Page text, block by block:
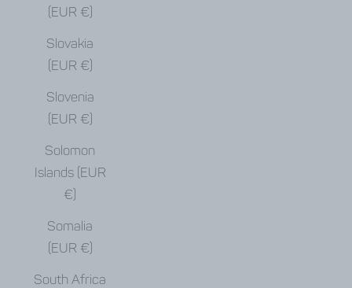
(EUR €)
Slovakia
(EUR €)
Slovenia
(EUR €)
Solomon
Islands (EUR
€)
Somalia
(EUR €)
South Africa